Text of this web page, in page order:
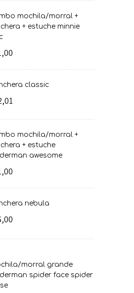
+ estuche minnie
classic
+ estuche
awesome
nebula
spider face spider